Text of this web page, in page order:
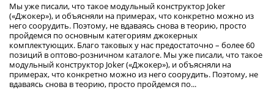
Мы уже писали, что такое модульный конструктор Joker
(«Джокер»), и объясняли на примерах, что конкретно можно из
него соорудить. Поэтому, не вдаваясь снова в теорию, просто
пройдемся по основным категориям джокерных
комплектующих. Благо таковых у нас предостаточно – более 60
позиций в оптово-розничном каталоге. Мы уже писали, что такое
модульный конструктор Joker («Джокер»), и объясняли на
примерах, что конкретно можно из него соорудить. Поэтому, не
вдаваясь снова в теорию, просто пройдемся по...